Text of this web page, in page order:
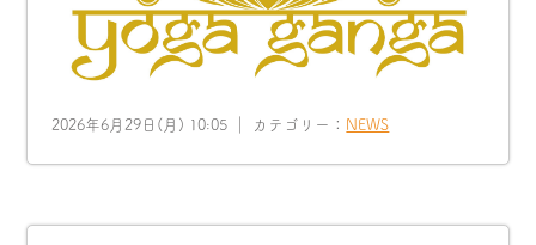
2026年6月29日(月) 10:05 ｜ カテゴリー： NEWS